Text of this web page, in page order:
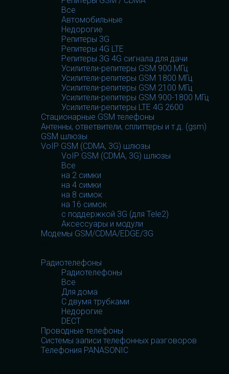
Все
Автомобильные
Недорогие
Репитеры 3G
Репитеры 4G LTE
Репитеры 3G 4G сигнала для дачи
Усилители-репитеры GSM 900 МГц
Усилители-репитеры GSM 1800 МГц
Усилители-репитеры GSM 2100 МГц
Усилители-репитеры GSM 900-1800 МГц
Усилители-репитеры LTE 4G 2600
Стационарные GSM телефоны
Антенны, ответвители, сплиттеры и т.д. (gsm)
GSM шлюзы
VoIP GSM (CDMA, 3G) шлюзы
VoIP GSM (CDMA, 3G) шлюзы
Все
на 2 симки
на 4 симки
на 8 симок
на 16 симок
с поддержкой 3G (для Tele2)
Аксессуары и модули
Модемы GSM/CDMA/EDGE/3G
Радиотелефоны
Радиотелефоны
Все
Для дома
С двумя трубками
Недорогие
DECT
Проводные телефоны
Системы записи телефонных разговоров
Телефония PANASONIC